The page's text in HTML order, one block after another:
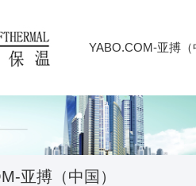
YABO.COM-亚搏（
亚搏（中国）